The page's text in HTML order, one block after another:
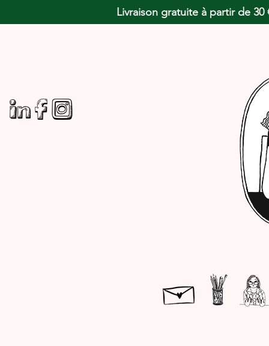
Livraison gratuite à partir de